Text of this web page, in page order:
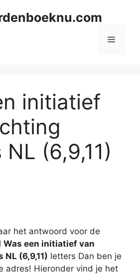
Menu
initiatief
(6,9,11)
het antwoord voor de
Was een initiatief van
(6,9,11) letters Dan ben je
adres! Hieronder vind je het